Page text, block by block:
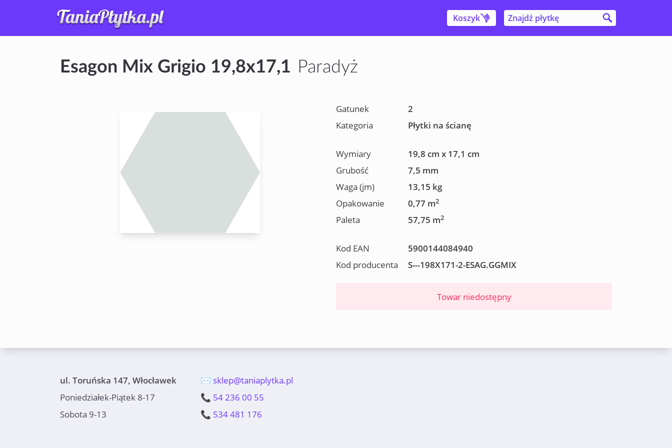
Koszyk
Esagon Mix Grigio 19,8x17,1 Paradyż
Gatunek
2
Kategoria
Płytki na ścianę
Wymiary
19,8 cm x 17,1 cm
Grubość
7,5 mm
Waga (jm)
13,15 kg
Opakowanie
0,77 m2
Paleta 57,75 m2
Kod EAN
5900144084940
Kod producenta
S---198X171-2-ESAG.GGMIX
Towar niedostępny
ul. Toruńska 147, Włocławek
Poniedziałek-Piątek 8-17
Sobota 9-13
✉️ sklep@taniaplytka.pl
📞 54 236 00 55
📞 534 481 176